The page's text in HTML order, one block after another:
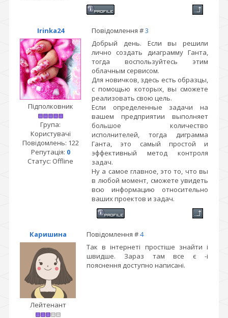
Irinka24 Повідомлення #3
Підполковник
Група:
Користувачі
Повідомлень: 122
Репутація: 0
Статус: Offline
Добрый день. Если вы решили
лично создать диаграмму Ганта,
тогда воспользуйтесь этим
облачным сервисом.
Для новичков, здесь есть образцы,
с помощью которых, вы сможете
реализовать свою цель.
Если определенные задачи на
вашем предприятии выполняет
большое количество
исполнителей, тогда диграмма
Ганта, это самый простой и
эффективный метод контроля
задач.
Ну а самое главное, это то, что вы
в любой момент, сможете увидеть
всю информацию относительно
ваших проектов и задач.
Каришина Повідомлення #4
Лейтенант
Так в інтернеті простіше знайти і
швидше. Зараз там все є -і
пояснення доступно написані.